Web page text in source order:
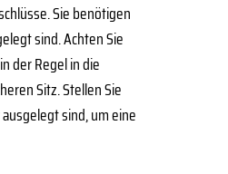
Sie benötigen
sind. Achten Sie
der Regel in die
Sitz. Stellen Sie
sind, um eine